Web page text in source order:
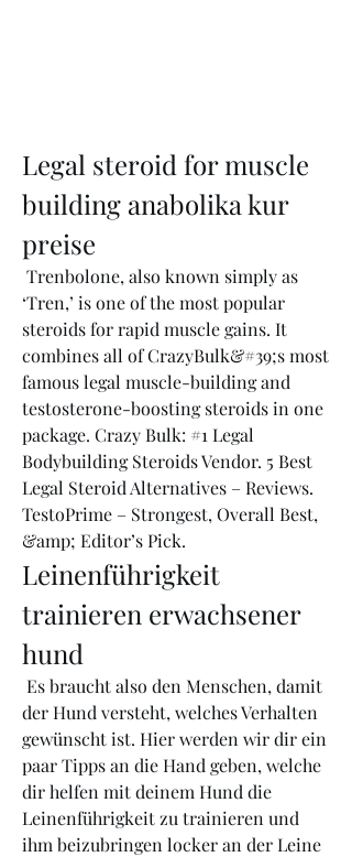
Legal steroid for muscle
building anabolika kur
preise
‘Tren,’ is one of the most popular
steroids for rapid muscle gains. It
combines all of CrazyBulk&#39;s most
famous legal muscle-building and
testosterone-boosting steroids in one
package. Crazy Bulk: #1 Legal
Bodybuilding Steroids Vendor. 5 Best
Legal Steroid Alternatives – Reviews.
TestoPrime – Strongest, Overall Best,
&amp; Editor’s Pick.
Leinenführigkeit
trainieren erwachsener
hund
der Hund versteht, welches Verhalten
gewünscht ist. Hier werden wir dir ein
paar Tipps an die Hand geben, welche
dir helfen mit deinem Hund die
Leinenführigkeit zu trainieren und
ihm beizubringen locker an der Leine